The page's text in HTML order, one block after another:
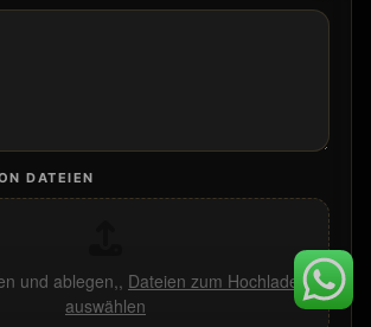
DATEIEN
und ablegen,, Dateien zum Hochladen
auswählen